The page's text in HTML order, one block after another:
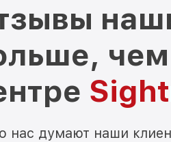
нас думают наши